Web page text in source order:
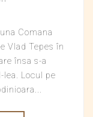
Comana
Vlad Tepes în
însa s-a
lea. Locul pe